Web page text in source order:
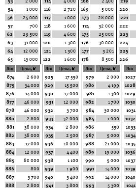
54
1 000
56
25 000
57
700
62
29 500
63
31 000
64
12 000
65
13 000
116
2 720
117
1 000
118
1 600
119
4 600
120
1 300
121
1 300
122
1 600
169
5 000
173
28 000
174
32 000
175
25 000
176
30 000
177
3 201
178
8 500
220
221
222
223
224
225
226
Лот
Цена, ₽
874
2 600
875
34 000
876
14 000
877
46 000
878
46 000
880
2 800
881
38 000
882
38 000
883
17 000
884
12 000
885
80 000
886
800
887
3 700
888
2 800
Лот
Цена, ₽
925
17 550
929
15 500
930
17 000
931
12 000
932
3 700
933
32 000
934
2 800
935
2 500
936
10 000
937
4 400
938
1 100
939
1 900
940
3 400
941
3 800
Лот
Цена, ₽
979
2 000
980
4 199
981
1 300
982
1 700
984
30 000
985
1 000
986
550
987
5 000
988
21 000
989
19 000
990
5 000
991
14 000
992
14 000
993
5 300
Лот
1027
1028
1029
1030
1031
1032
1033
1034
1035
1036
1037
1039
1040
1041